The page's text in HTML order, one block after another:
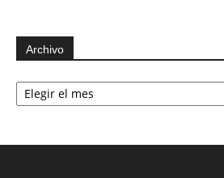
Archivo
Archivo